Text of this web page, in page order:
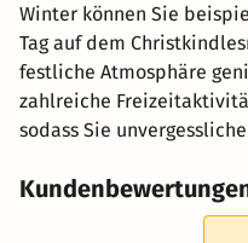
Winter können Sie
Tag auf dem
festliche Atmosphäre
zahlreiche
sodass Sie